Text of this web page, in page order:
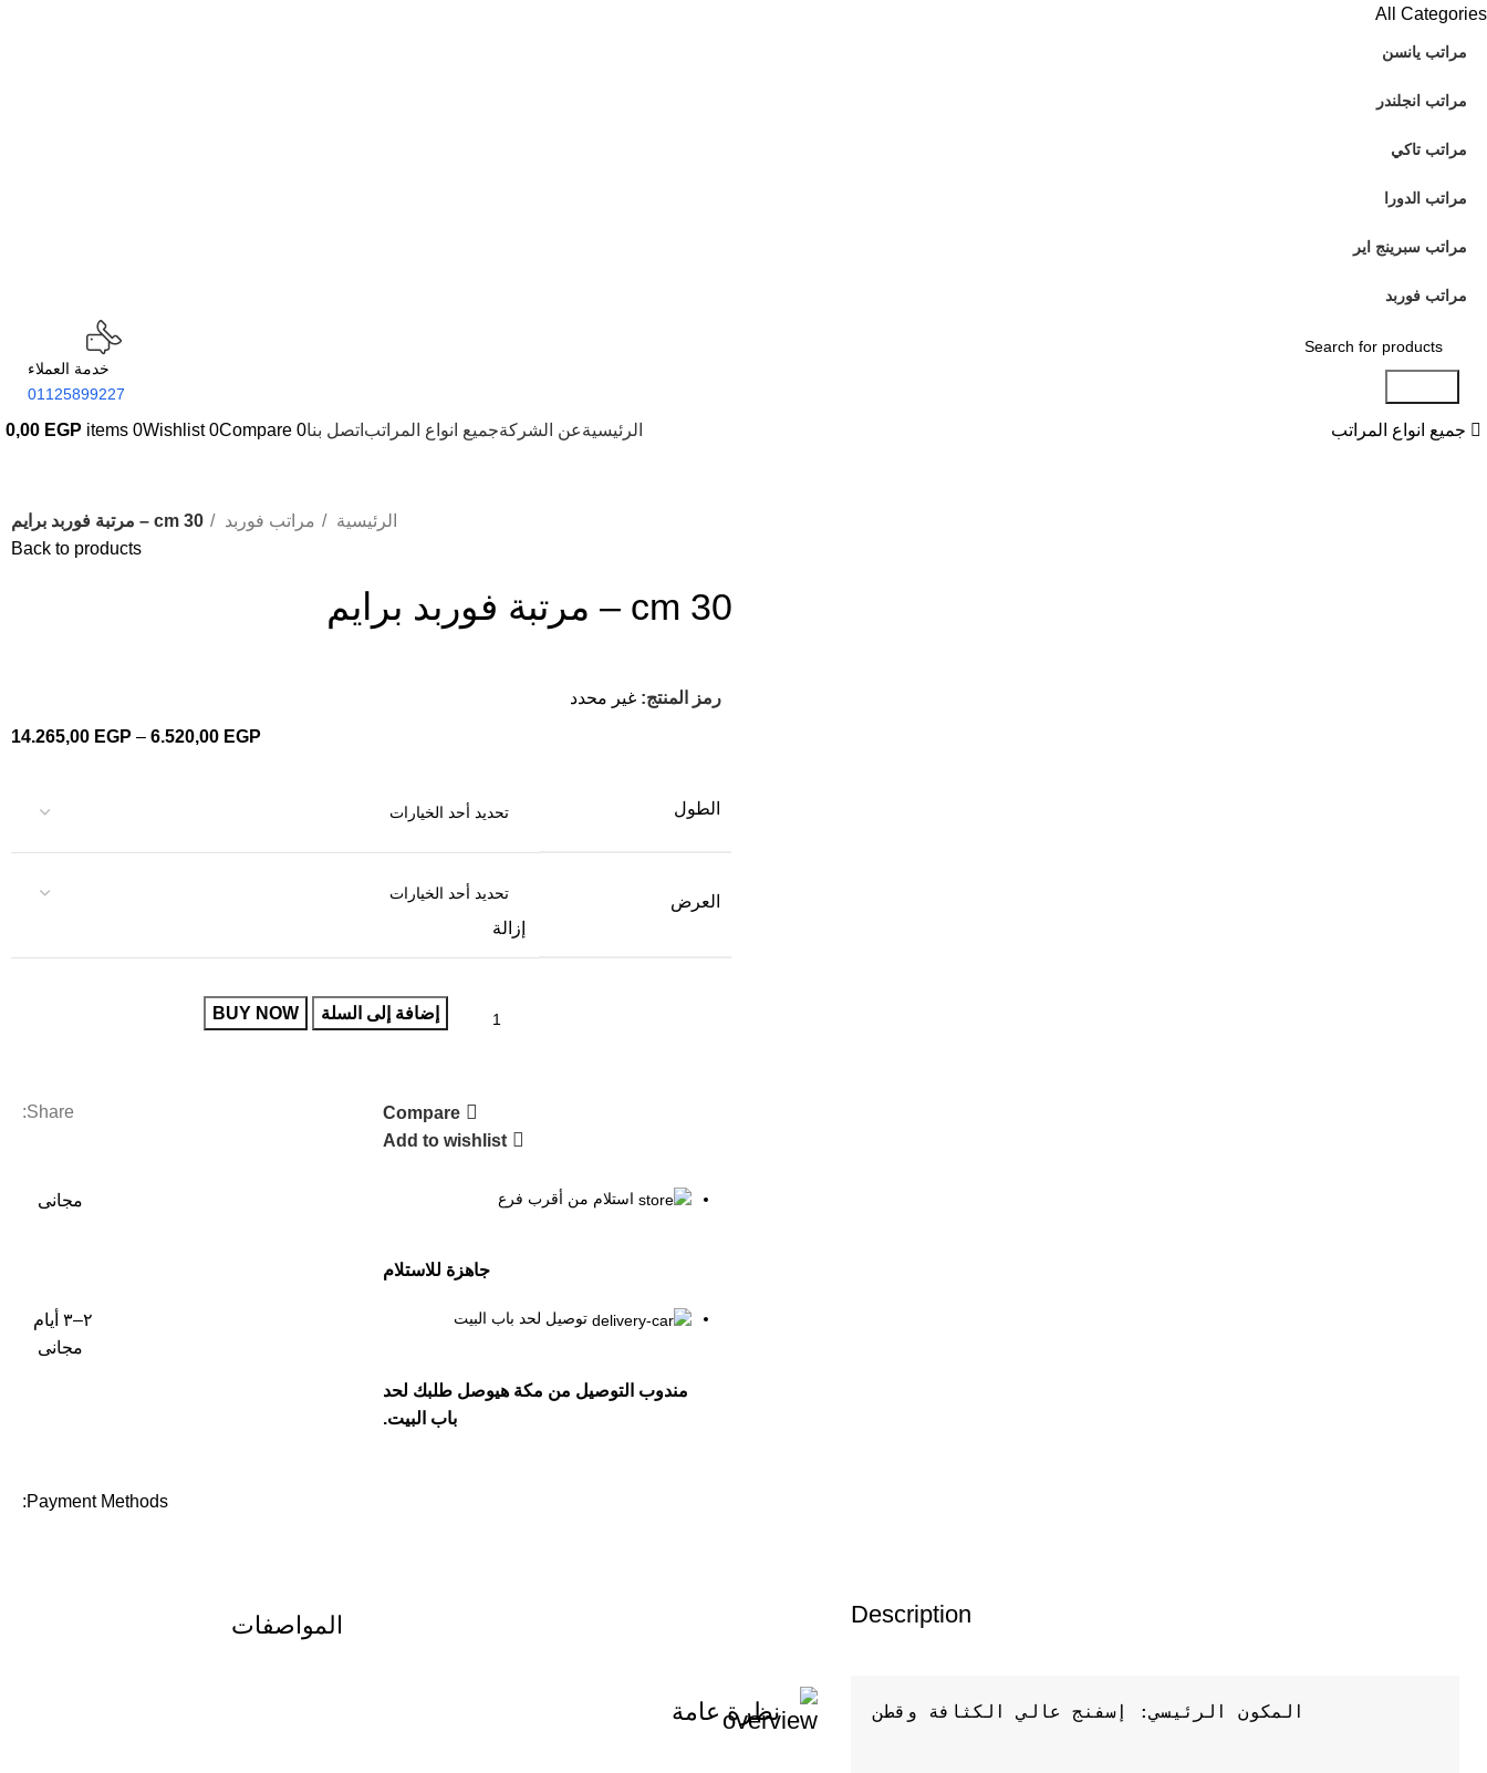
All Categories
مراتب يانسن
مراتب انجلندر
مراتب تاكي
مراتب الدورا
مراتب سبرينج اير
مراتب فوربد
خدمة العملاء
01125899227
جميع انواع المراتب الرئيسيةعن الشركةجميع انواع المراتب اتصل بنا0
Compare
0
Wishlist
0
items
0,00 EGP
الرئيسية مراتب فوربد
30 cm – مرتبة فوربد برايم
Back to products
30 cm – مرتبة فوربد برايم
رمز المنتج: غير محدد
6.520,00 EGP
–
14.265,00 EGP
الطول
العرض
إزالة
إضافة إلى السلة BUY NOW
Compare
Add to wishlist
Share:
استلام من أقرب فرع
جاهزة للاستلام
مجانى
توصيل لحد باب البيت
مندوب التوصيل من مكة هيوصل طلبك لحد
باب البيت.
٢–٣ أيام
مجانى
Payment Methods:
Description المواصفات
نظرة عامة